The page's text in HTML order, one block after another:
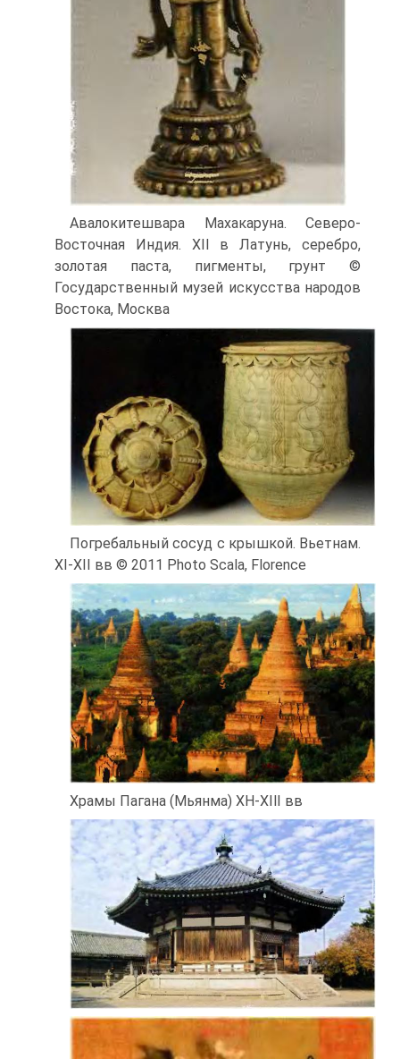
Авалокитешвара Махакаруна. Северо-
Восточная Индия. XII в Латунь, серебро,
золотая паста, пигменты, грунт ©
Государственный музей искусства народов
Востока, Москва
Погребальный сосуд с крышкой. Вьетнам.
XI-XII вв © 2011 Photo Scala, Florence
Храмы Пагана (Мьянма) XH-XIlI вв